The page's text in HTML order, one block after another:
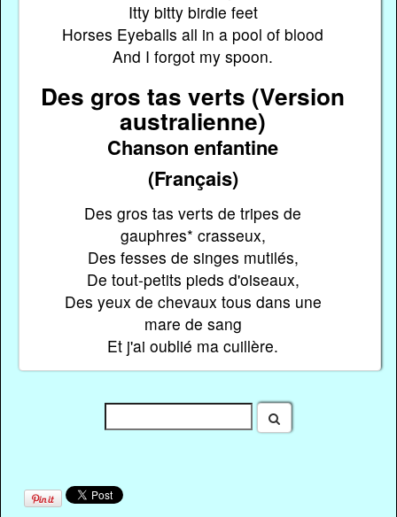
Itty bitty birdie feet
Horses Eyeballs all in a pool of blood
And I forgot my spoon.
Des gros tas verts (Version
australienne)
Chanson enfantine
(Français)
Des gros tas verts de tripes de
gauphres* crasseux,
Des fesses de singes mutilés,
De tout-petits pieds d'oiseaux,
Des yeux de chevaux tous dans une
mare de sang
Et j'ai oublié ma cuillère.